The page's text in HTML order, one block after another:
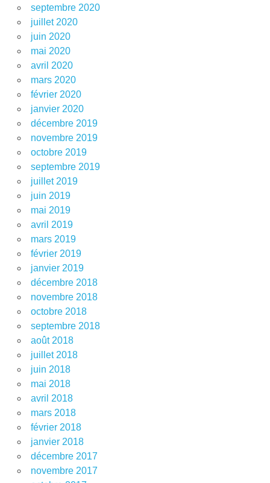
septembre 2020
juillet 2020
juin 2020
mai 2020
avril 2020
mars 2020
février 2020
janvier 2020
décembre 2019
novembre 2019
octobre 2019
septembre 2019
juillet 2019
juin 2019
mai 2019
avril 2019
mars 2019
février 2019
janvier 2019
décembre 2018
novembre 2018
octobre 2018
septembre 2018
août 2018
juillet 2018
juin 2018
mai 2018
avril 2018
mars 2018
février 2018
janvier 2018
décembre 2017
novembre 2017